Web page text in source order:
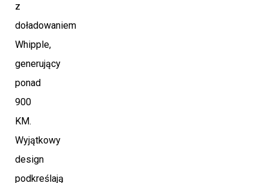
z
doładowaniem
Whipple,
generujący
ponad
900
KM.
Wyjątkowy
design
podkreślają